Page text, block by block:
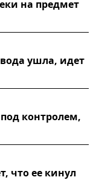
на предмет
ушла, идет
контролем,
что ее кинул